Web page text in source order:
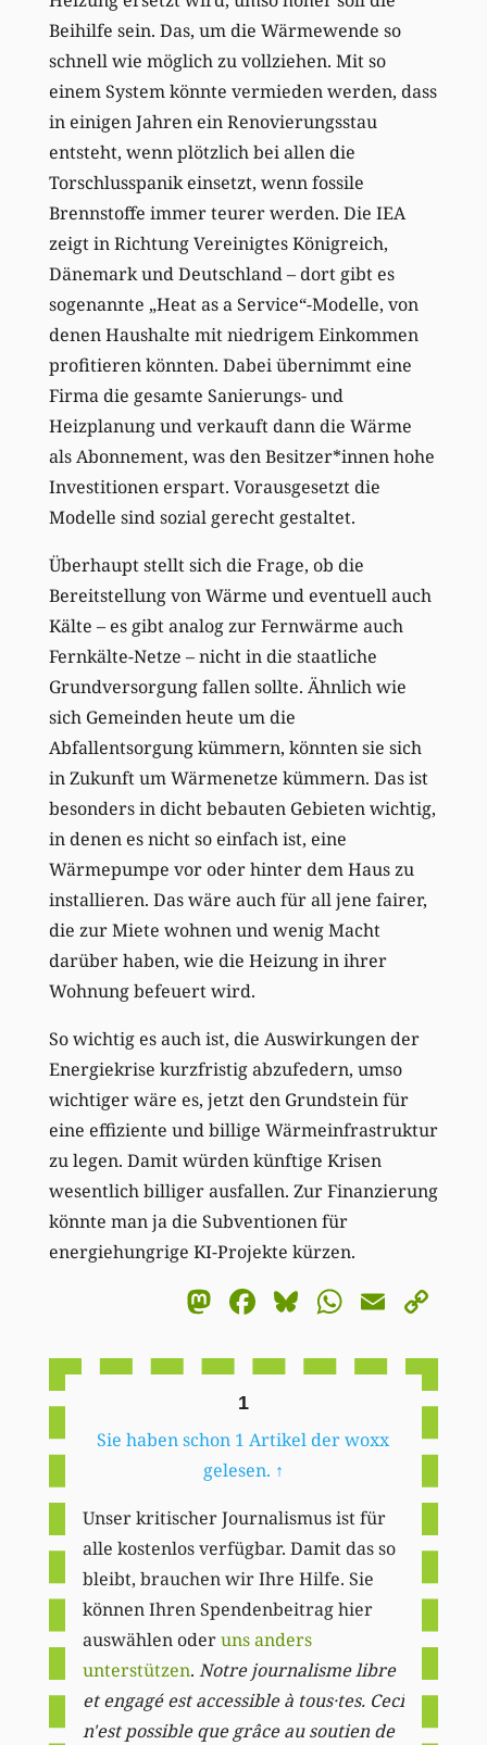
Beihilfe sein. Das, um die Wärmewende so
schnell wie möglich zu vollziehen. Mit so
einem System könnte vermieden werden, dass
in einigen Jahren ein Renovierungsstau
entsteht, wenn plötzlich bei allen die
Torschlusspanik einsetzt, wenn fossile
Brennstoffe immer teurer werden. Die IEA
zeigt in Richtung Vereinigtes Königreich,
Dänemark und Deutschland – dort gibt es
sogenannte „Heat as a Service“-Modelle, von
denen Haushalte mit niedrigem Einkommen
profitieren könnten. Dabei übernimmt eine
Firma die gesamte Sanierungs- und
Heizplanung und verkauft dann die Wärme
als Abonnement, was den Besitzer*innen hohe
Investitionen erspart. Vorausgesetzt die
Modelle sind sozial gerecht gestaltet.
Überhaupt stellt sich die Frage, ob die
Bereitstellung von Wärme und eventuell auch
Kälte – es gibt analog zur Fernwärme auch
Fernkälte-Netze – nicht in die staatliche
Grundversorgung fallen sollte. Ähnlich wie
sich Gemeinden heute um die
Abfallentsorgung kümmern, könnten sie sich
in Zukunft um Wärmenetze kümmern. Das ist
besonders in dicht bebauten Gebieten wichtig,
in denen es nicht so einfach ist, eine
Wärmepumpe vor oder hinter dem Haus zu
installieren. Das wäre auch für all jene fairer,
die zur Miete wohnen und wenig Macht
darüber haben, wie die Heizung in ihrer
Wohnung befeuert wird.
So wichtig es auch ist, die Auswirkungen der
Energiekrise kurzfristig abzufedern, umso
wichtiger wäre es, jetzt den Grundstein für
eine effiziente und billige Wärmeinfrastruktur
zu legen. Damit würden künftige Krisen
wesentlich billiger ausfallen. Zur Finanzierung
könnte man ja die Subventionen für
energiehungrige KI-Projekte kürzen.
Mastodon
Facebook
BlueskyEmail
1
Sie haben schon 1 Artikel der woxx
gelesen. ↑
Unser kritischer Journalismus ist für
alle kostenlos verfügbar. Damit das so
bleibt, brauchen wir Ihre Hilfe. Sie
können Ihren Spendenbeitrag hier
auswählen oderuns anders
unterstützen. Notre journalisme libre
et engagé est accessible à tous·tes. Ceci
n'est possible que grâce au soutien de